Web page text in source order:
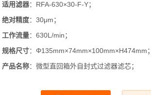
适用滤器：RFA-630×30-F-Y；
绝对精度：30μm；
工作流量：630L/min；
规格尺寸：Φ135mm×74mm×100mm×H474mm；
产品名称：微型直回箱外自封式过滤器滤芯；